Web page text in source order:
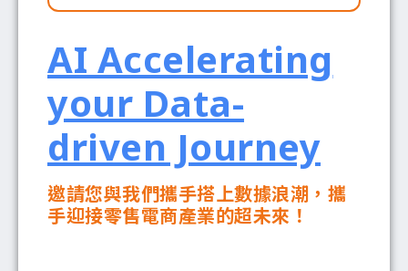
AI Accelerating
your Data-
driven Journey
邀請您與我們攜手搭上數據浪潮，攜
手迎接零售電商產業的超未來！